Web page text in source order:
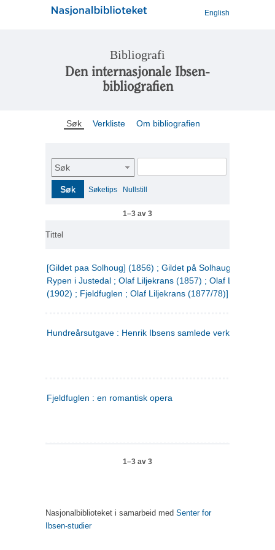
English
Bibliografi
Den internasjonale Ibsen-
bibliografien
Søk Verkliste Om bibliografien
Søk
Søk Søketips Nullstill
1–3 av 3
Tittel
[Gildet paa Solhoug] (1856) ; Gildet på Solhaug (1883) ;
Rypen i Justedal ; Olaf Liljekrans (1857) ; Olaf Liljekrans
(1902) ; Fjeldfuglen ; Olaf Liljekrans (1877/78)]
Hundreårsutgave : Henrik Ibsens samlede verker. 3
Fjeldfuglen : en romantisk opera
1–3 av 3
Nasjonalbiblioteket i samarbeid med Senter for
Ibsen-studier